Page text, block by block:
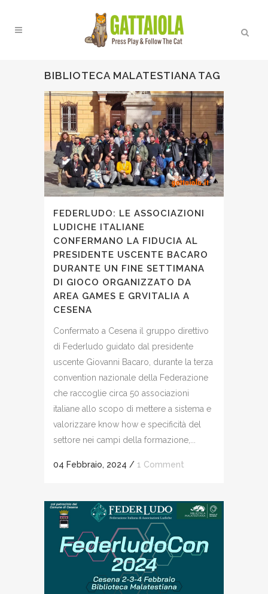
BIBLIOTECA MALATESTIANA TAG
FEDERLUDO: LE ASSOCIAZIONI
LUDICHE ITALIANE
CONFERMANO LA FIDUCIA AL
PRESIDENTE USCENTE BACARO
DURANTE UN FINE SETTIMANA
DI GIOCO ORGANIZZATO DA
AREA GAMES E GRVITALIA A
CESENA
Confermato a Cesena il gruppo direttivo
di Federludo guidato dal presidente
uscente Giovanni Bacaro, durante la terza
convention nazionale della Federazione
che raccoglie circa 50 associazioni
italiane allo scopo di mettere a sistema e
valorizzare know how e specificità del
settore nei campi della formazione,...
04 Febbraio, 2024 / 1 Comment